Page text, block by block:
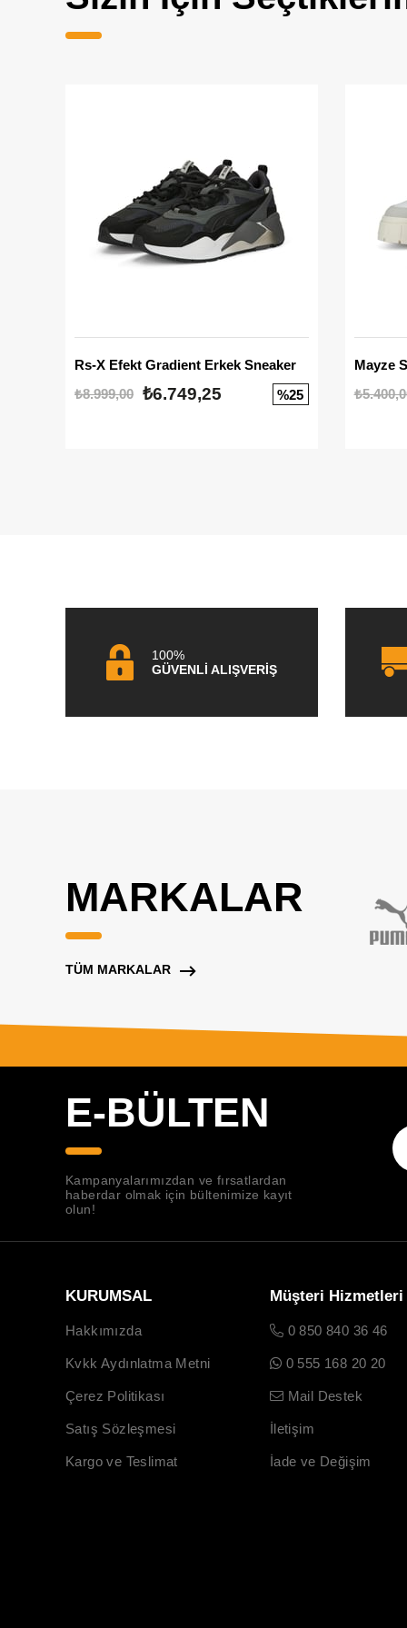
Rs-X Efekt Gradient Erkek Sneaker
₺8.999,00 ₺6.749,25 %25
100%
GÜVENLİ ALIŞVERİŞ
MARKALAR
TÜM MARKALAR
E-BÜLTEN
Kampanyalarımızdan ve fırsatlardan
haberdar olmak için bültenimize kayıt
olun!
KURUMSAL
Hakkımızda
Kvkk Aydınlatma Metni
Çerez Politikası
Satış Sözleşmesi
Kargo ve Teslimat
Müşteri Hizmetleri
0 850 840 36 46
0 555 168 20 20
Mail Destek
İletişim
İade ve Değişim